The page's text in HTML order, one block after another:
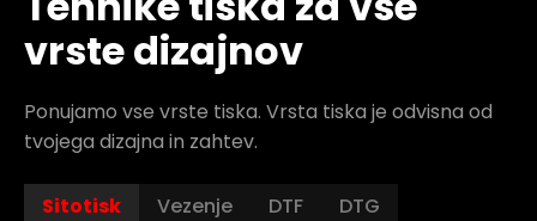
vrste dizajnov
Ponujamo vse vrste tiska. Vrsta tiska je odvisna od
tvojega dizajna in zahtev.
Sitotisk Vezenje DTF DTG